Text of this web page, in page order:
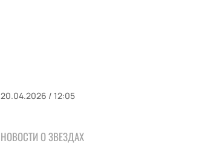
20.04.2026 / 12:05
НОВОСТИ О ЗВЕЗДАХ